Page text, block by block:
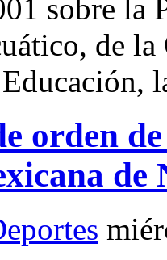
sobre la
de
orden